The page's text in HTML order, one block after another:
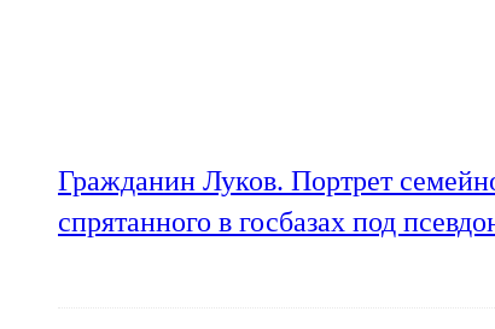
Гражданин Луков. Портрет
спрятанного в госбазах под